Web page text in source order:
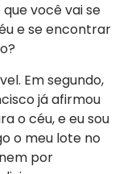
você vai se
e se encontrar
Em segundo,
já afirmou
o céu, e eu sou
o meu lote no
por